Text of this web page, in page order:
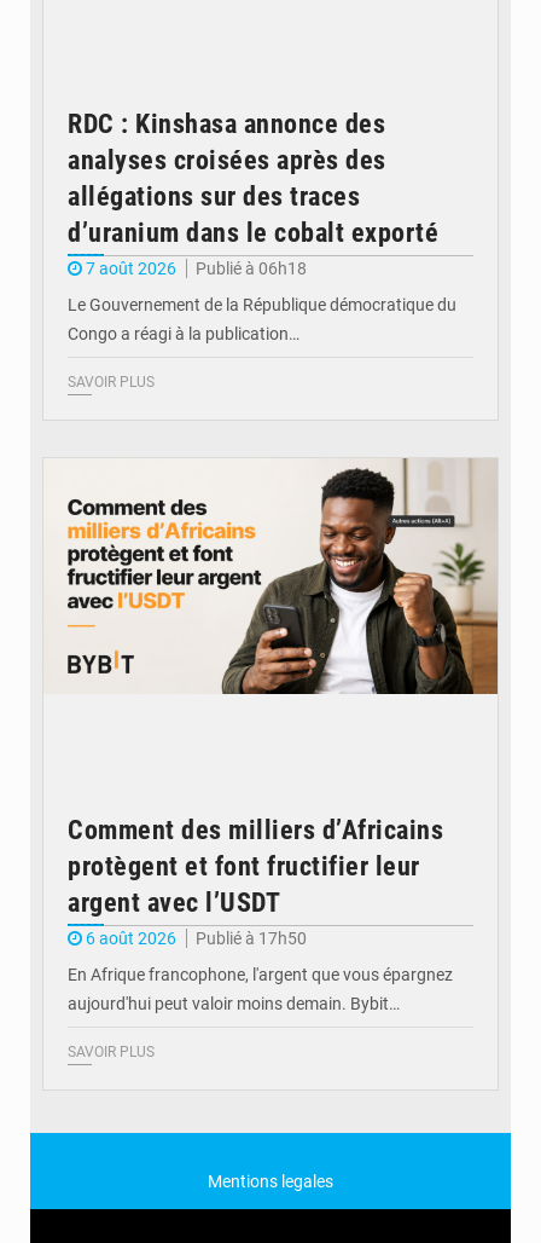
RDC : Kinshasa annonce des
analyses croisées après des
allégations sur des traces
d’uranium dans le cobalt exporté
7 août 2026
Publié à 06h18
Le Gouvernement de la République démocratique du
Congo a réagi à la publication…
SAVOIR PLUS
Comment des milliers d’Africains
protègent et font fructifier leur
argent avec l’USDT
6 août 2026
Publié à 17h50
En Afrique francophone, l'argent que vous épargnez
aujourd'hui peut valoir moins demain. Bybit…
SAVOIR PLUS
Mentions legales